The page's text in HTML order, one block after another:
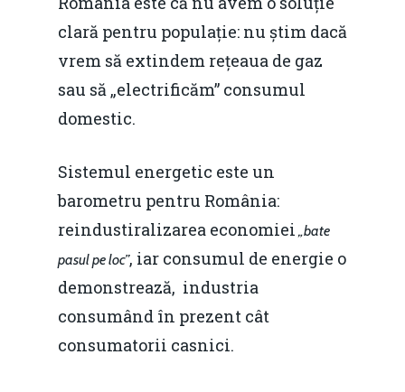
clară pentru populație: nu știm dacă
vrem să extindem rețeaua de gaz
sau să „electrificăm” consumul
domestic.
Sistemul energetic este un
barometru pentru România:
reindustiralizarea economiei „bate
pasul pe loc”, iar consumul de energie o
demonstrează, industria
consumând în prezent cât
consumatorii casnici.